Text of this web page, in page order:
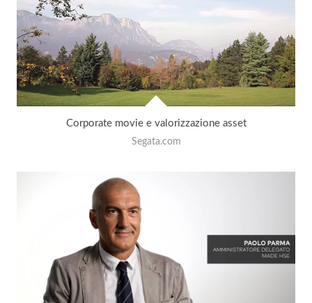
Corporate movie e valorizzazione asset
Segata.com